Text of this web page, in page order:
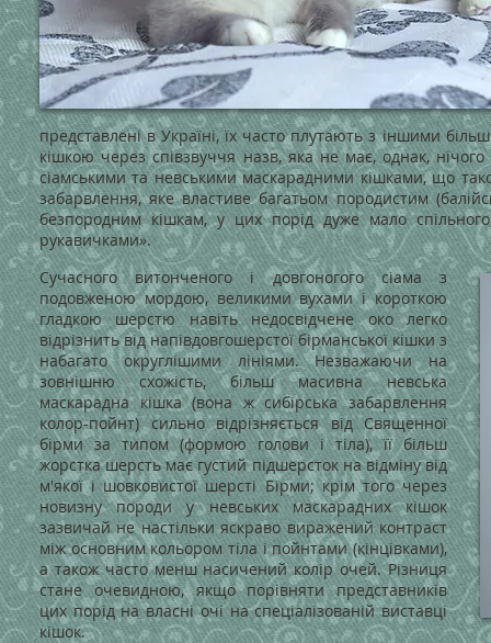
представлені в Україні, їх часто плутають з іншими
кішкою через співзвуччя назв, яка не має, однак,
сіамськими та невськими маскарадними кішками, що
забарвлення, яке властиве багатьом породистим
безпородним кішкам, у цих порід дуже мало
рукавичками».
Сучасного витонченого і довгоногого сіама з
подовженою мордою, великими вухами і короткою
гладкою шерстю навіть недосвідчене око легко
відрізнить від напівдовгошерстої бірманської кішки з
набагато округлішими лініями. Незважаючи на
зовнішню схожість, більш масивна невська
маскарадна кішка (вона ж сибірська забарвлення
колор-пойнт) сильно відрізняється від Священної
бірми за типом (формою голови і тіла), її більш
жорстка шерсть має густий підшерсток на відміну від
м'якої і шовковистої шерсті Бірми; крім того через
новизну породи у невських маскарадних кішок
зазвичай не настільки яскраво виражений контраст
між основним кольором тіла і пойнтами (кінцівками),
а також часто менш насичений колір очей. Різниця
стане очевидною, якщо порівняти представників
цих порід на власні очі на спеціалізованій виставці
кішок.